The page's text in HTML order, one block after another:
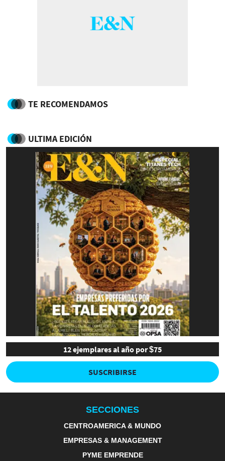
TE RECOMENDAMOS
ULTIMA EDICIÓN
12 ejemplares al año por $75
SUSCRIBIRSE
SECCIONES
CENTROAMERICA & MUNDO
EMPRESAS & MANAGEMENT
PYME EMPRENDE